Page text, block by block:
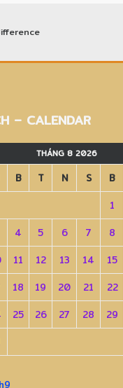
– CALENDAR
THÁNG 8 2026
B T N S B
1
4 5 6 7 8
11 12 13 14 15
18 19 20 21 22
25 26 27 28 29